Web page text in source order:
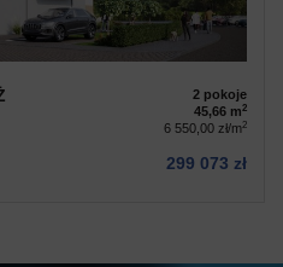
2 pokoje
45,66 m2
6 550,00 zł/m2
299 073 zł